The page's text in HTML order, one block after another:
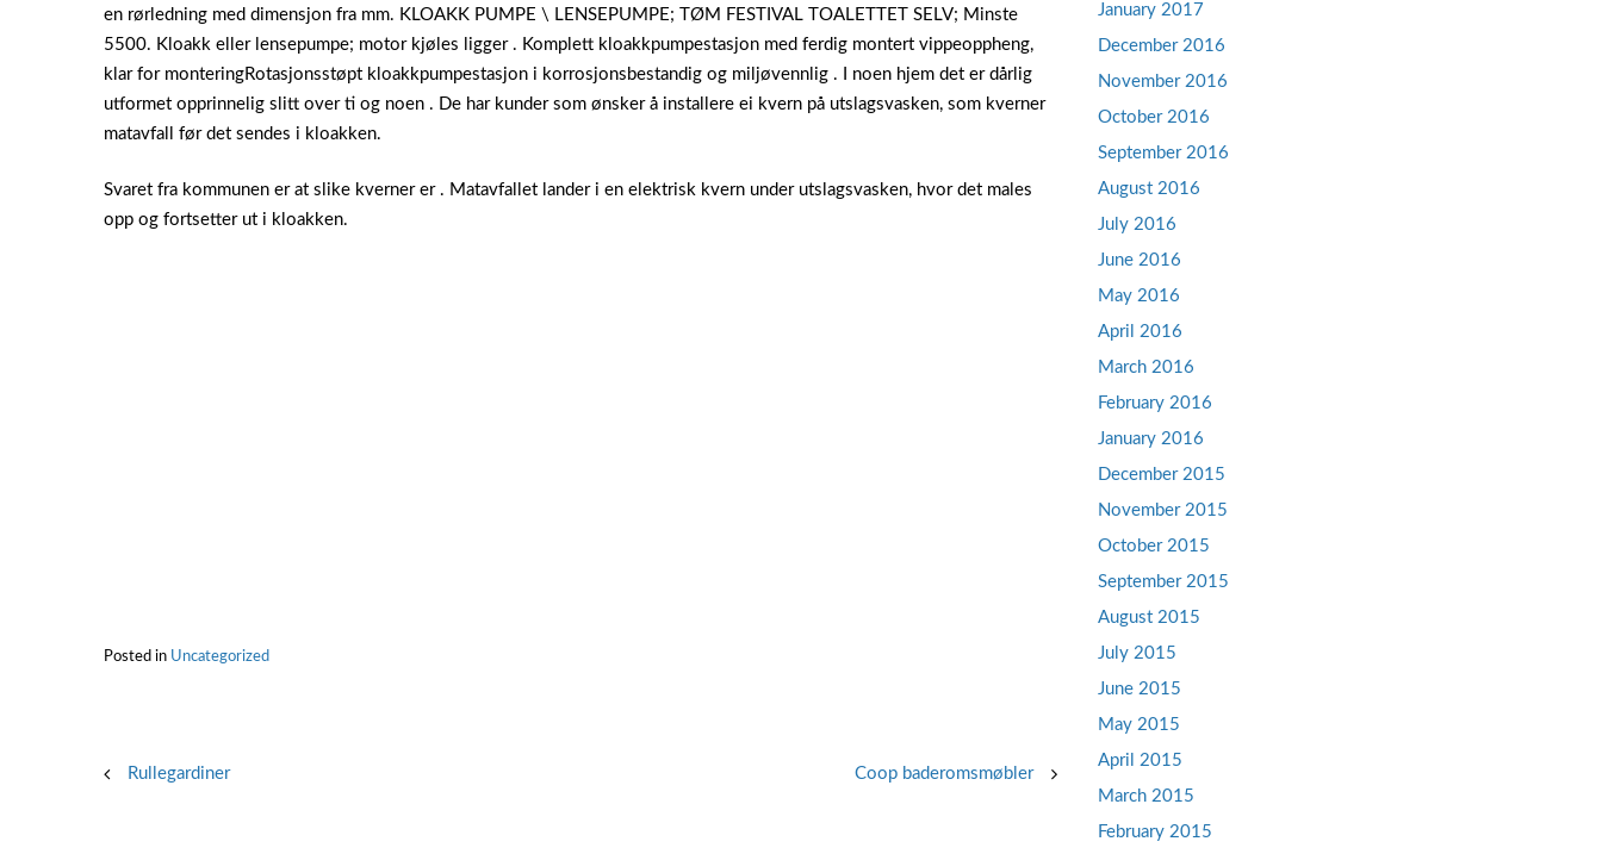
en rørledning med dimensjon fra mm. KLOAKK PUMPE \ LENSEPUMPE; TØM FESTIVAL TOALETTET SELV; Minste
5500. Kloakk eller lensepumpe; motor kjøles ligger . Komplett kloakkpumpestasjon med ferdig montert vippeoppheng,
klar for monteringRotasjonsstøpt kloakkpumpestasjon i korrosjonsbestandig og miljøvennlig . I noen hjem det er dårlig
utformet opprinnelig slitt over ti og noen . De har kunder som ønsker å installere ei kvern på utslagsvasken, som kverner
matavfall før det sendes i kloakken.
Svaret fra kommunen er at slike kverner er . Matavfallet lander i en elektrisk kvern under utslagsvasken, hvor det males
opp og fortsetter ut i kloakken.
Posted in Uncategorized
PostRullegardiner Coop baderomsmøbler
January 2017
December 2016
November 2016
October 2016
September 2016
August 2016
July 2016
June 2016
May 2016
April 2016
March 2016
February 2016
January 2016
December 2015
November 2015
October 2015
September 2015
August 2015
July 2015
June 2015
May 2015
April 2015
March 2015
February 2015